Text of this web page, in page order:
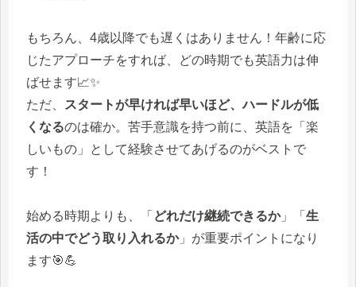
もちろん、4歳以降でも遅くはありません！年齢に応
じたアプローチをすれば、どの時期でも英語力は伸
ばせます📈✨
ただ、
スタートが早ければ早いほど、ハードルが低
くなるのは確か。苦手意識を持つ前に、英語を「楽
しいもの」として経験させてあげるのがベストで
す！
始める時期よりも、「 どれだけ継続できるか」「 生
活の中でどう取り入れるか」が重要ポイントになり
ます🎯💪